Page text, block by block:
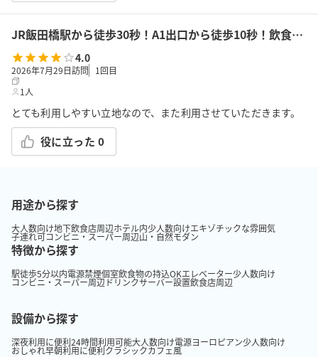
JR飯田橋駅から徒歩30秒！A1出口から徒歩10秒！飲食持込可!高速Wi-Fi!会議/ボドゲ/推し活/女子会/サロン/控室などで利用可能!貸会議室KS6飯田橋★
4.0
2026年7月29日訪問 1 回目
1人
とても利用しやすい立地なので、また利用させていただきます。
役に立った 0
用途から探す
大人数向け地下飲食店周辺ホテル内少人数向けエキゾチックな雰囲気
子連れ可コンビニ・スーパー周辺山・自然モダン
特徴から探す
駅徒歩5分以内電源禁煙個室飲食物の持込OKエレベーター少人数向け
コンビニ・スーパー周辺ドリンクサーバー設置飲食店周辺
設備から探す
深夜利用に便利24時間利用可能大人数向け電源ヨーロピアン少人数向け
おしゃれ早朝利用に便利クラシックカフェ風